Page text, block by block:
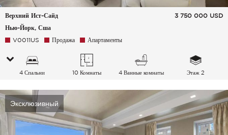
Верхний Ист-Сайд
Нью-Йорк, Сша
3 750 000 USD
V0011US Продажа Апартаменты
4 Спальни 10 Комнаты 4 Ванные комнаты Этаж 2
Эксклюзивный